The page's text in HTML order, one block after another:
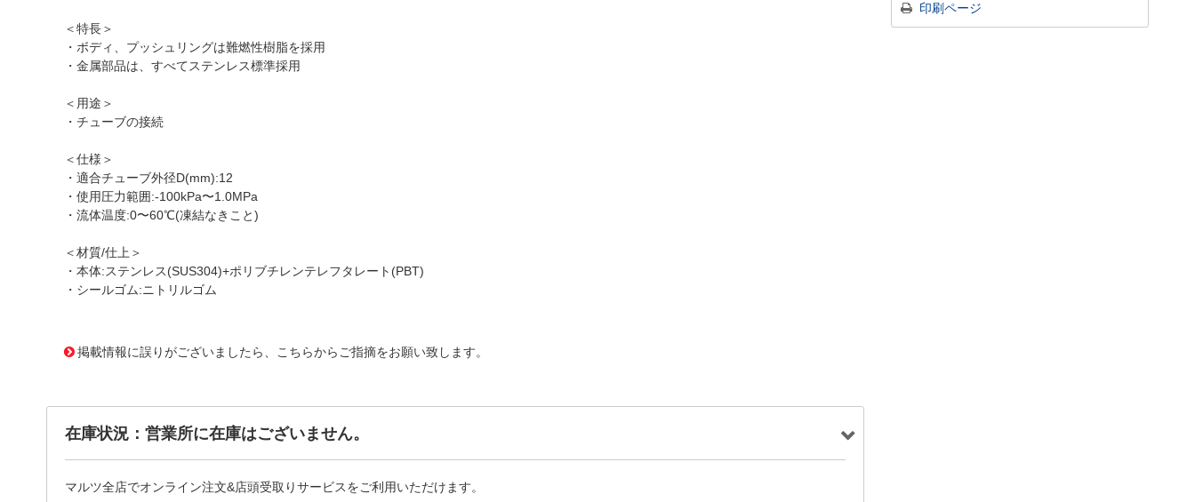
印刷ページ
＜特長＞
・ボディ、プッシュリングは難燃性樹脂を採用
・金属部品は、すべてステンレス標準採用
＜用途＞
・チューブの接続
＜仕様＞
・適合チューブ外径D(mm):12
・使用圧力範囲:-100kPa〜1.0MPa
・流体温度:0〜60℃(凍結なきこと)
＜材質/仕上＞
・本体:ステンレス(SUS304)+ポリブチレンテレフタレート(PBT)
・シールゴム:ニトリルゴム
掲載情報に誤りがございましたら、こちらからご指摘をお願い致します。
在庫状況：営業所に在庫はございません。
マルツ全店でオンライン注文&店頭受取りサービスをご利用いただけます。